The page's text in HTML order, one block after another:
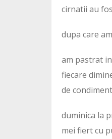
cirnatii au
dupa care
am pastrat
fiecare
de
duminica la
mei fiert cu